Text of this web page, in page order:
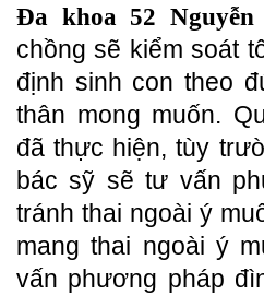
Đa khoa 52 Nguyễn
chồng sẽ kiểm soát
định sinh con theo
thân mong muốn.
đã thực hiện, tùy
bác sỹ sẽ tư vấn
tránh thai ngoài ý
mang thai ngoài ý
vấn phương pháp